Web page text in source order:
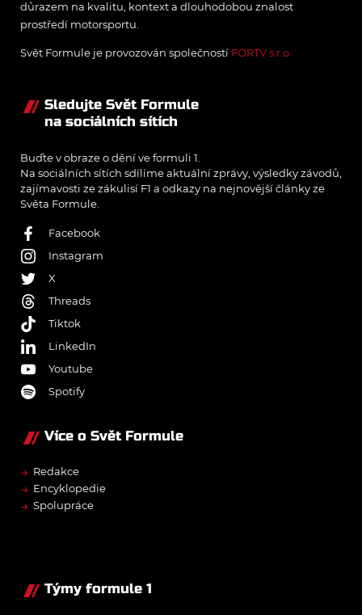
důrazem na kvalitu, kontext a dlouhodobou znalost
prostředí motorsportu.
Svět Formule je provozován společností FORTV s.r.o.
Sledujte Svět Formule
na sociálních sítích
Buďte v obraze o dění ve formuli 1.
Na sociálních sítích sdílíme aktuální zprávy, výsledky závodů,
zajímavosti ze zákulisí F1 a odkazy na nejnovější články ze
Světa Formule.
Facebook
Instagram
X
Threads
Tiktok
LinkedIn
Youtube
Spotify
Více o Svět Formule
→ Redakce
→ Encyklopedie
→ Spolupráce
Týmy formule 1